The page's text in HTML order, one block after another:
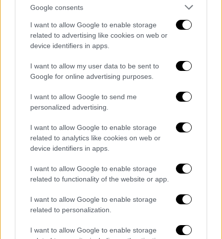
Google consents
I want to allow Google to enable storage
related to advertising like cookies on web or
device identifiers in apps.
I want to allow my user data to be sent to
Google for online advertising purposes.
I want to allow Google to send me
personalized advertising.
I want to allow Google to enable storage
related to analytics like cookies on web or
device identifiers in apps.
I want to allow Google to enable storage
related to functionality of the website or app.
I want to allow Google to enable storage
related to personalization.
I want to allow Google to enable storage
Η όπερα δωματίου Κασσάνδρα φέρει την
υπογραφή του βραβευμένου Αργεντινού
συνθέτη Πάβλο Ορτίς, καθηγητή σύνθεσης
και θεωρητικών στο Πανεπιστήμιο της
Καλιφόρνιας – Ντέιβις, με σημαντική
συνεισφορά στη σύγχρονη μουσική. Η όπερα,
που θα παρουσιαστεί στην Εναλλακτική
Σκηνή της ΕΛΣ σε μουσική διεύθυνση Νίκου
Βασιλείου και με τη συμμετοχή μουσικών
του Ergon ensemble, είναι γραμμένη πάνω
στη μοναδική φωνή της διεμφυλικής
σοπράνο Μαρίας Καστίγιο ντε Λίμα, γνωστής
για την πρωτοποριακή της πορεία στον χώρο
της όπερας.
Ο συνθέτης σημειώνει: «Η Κασσάνδρα βλέπει
ταυτόχρονα το μέλλον και το παρελθόν και
οράματα. Η μουσική, από την άλλη,